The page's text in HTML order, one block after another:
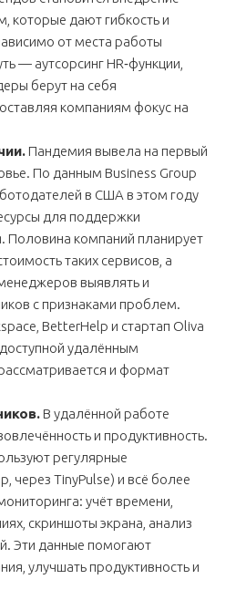
которые дают гибкость и
от места работы
— аутсорсинг HR‑функции,
берут на себя
компаниям фокус на
Пандемия вывела на первый
По данным Business Group
в США в этом году
для поддержки
Половина компаний планирует
таких сервисов, а
выявлять и
с признаками проблем.
BetterHelp и стартап Oliva
удалённым
и формат
В удалённой работе
и продуктивность.
регулярные
через TinyPulse) и всё более
учёт времени,
скриншоты экрана, анализ
Эти данные помогают
улучшать продуктивность и